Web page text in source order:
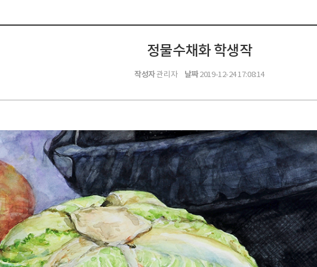
정물수채화 학생작
작성자관리자 날짜2019-12-24 17:08:14